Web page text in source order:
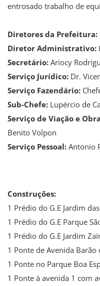
entrosado trabalho de
Diretores da Prefeitura:
Diretor Administrativo:
Secretário: Ariocy
Serviço Jurídico: Dr.
Serviço Fazendário:
Sub-Chefe: Lupércio de
Serviço de Viação e
Benito Volpon
Serviço Pessoal: Antonio
Construções:
1 Prédio do G.E Jardim
1 Prédio do G.E Parque
1 Prédio do G.E Jardim
1 Ponte de Avenida
1 Ponte no Parque Boa
1 Ponte à avenida 1 com